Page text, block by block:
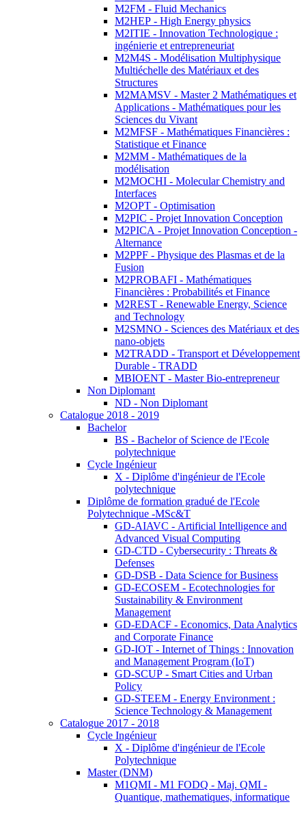
M2FM - Fluid Mechanics
M2HEP - High Energy physics
M2ITIE - Innovation Technologique :
ingénierie et entrepreneuriat
M2M4S - Modélisation Multiphysique
Multiéchelle des Matériaux et des
Structures
M2MAMSV - Master 2 Mathématiques et
Applications - Mathématiques pour les
Sciences du Vivant
M2MFSF - Mathématiques Financières :
Statistique et Finance
M2MM - Mathématiques de la
modélisation
M2MOCHI - Molecular Chemistry and
Interfaces
M2OPT - Optimisation
M2PIC - Projet Innovation Conception
M2PICA - Projet Innovation Conception -
Alternance
M2PPF - Physique des Plasmas et de la
Fusion
M2PROBAFI - Mathématiques
Financières : Probabilités et Finance
M2REST - Renewable Energy, Science
and Technology
M2SMNO - Sciences des Matériaux et des
nano-objets
M2TRADD - Transport et Développement
Durable - TRADD
MBIOENT - Master Bio-entrepreneur
Non Diplomant
ND - Non Diplomant
Catalogue 2018 - 2019
Bachelor
BS - Bachelor of Science de l'Ecole
polytechnique
Cycle Ingénieur
X - Diplôme d'ingénieur de l'Ecole
polytechnique
Diplôme de formation gradué de l'Ecole
Polytechnique -MSc&T
GD-AIAVC - Artificial Intelligence and
Advanced Visual Computing
GD-CTD - Cybersecurity : Threats &
Defenses
GD-DSB - Data Science for Business
GD-ECOSEM - Ecotechnologies for
Sustainability & Environment
Management
GD-EDACF - Economics, Data Analytics
and Corporate Finance
GD-IOT - Internet of Things : Innovation
and Management Program (IoT)
GD-SCUP - Smart Cities and Urban
Policy
GD-STEEM - Energy Environment :
Science Technology & Management
Catalogue 2017 - 2018
Cycle Ingénieur
X - Diplôme d'ingénieur de l'Ecole
Polytechnique
Master (DNM)
M1QMI - M1 FODQ - Maj. QMI -
Quantique, mathematiques, informatique